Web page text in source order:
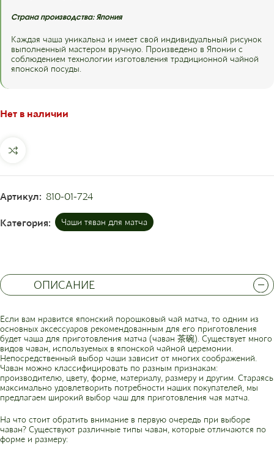
Страна производства: Япония.
Каждая чаша уникальна и имеет свой индивидуальный рисунок
выполненный мастером вручную. Произведено в Японии с
соблюдением технологии изготовления традиционной чайной
японской посуды.
Нет в наличии
Артикул: 810-01-724
Категория: Чаши тяван для матча
ОПИСАНИЕ
Если вам нравится японский порошковый чай матча, то одним из
основных аксессуаров рекомендованным для его приготовления
будет чаша для приготовления матча (чаван 茶碗). Существует много
видов чаван, используемых в японской чайной церемонии.
Непосредственный выбор чаши зависит от многих соображений.
Чаван можно классифицировать по разным признакам:
производителю, цвету, форме, материалу, размеру и другим. Стараясь
максимально удовлетворить потребности наших покупателей, мы
предлагаем широкий выбор чаш для приготовления чая матча.
На что стоит обратить внимание в первую очередь при выборе
чаван? Существуют различные типы чаван, которые отличаются по
форме и размеру: